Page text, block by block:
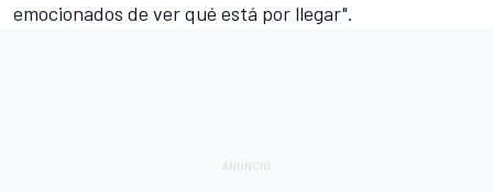
emocionados de ver qué está por llegar".